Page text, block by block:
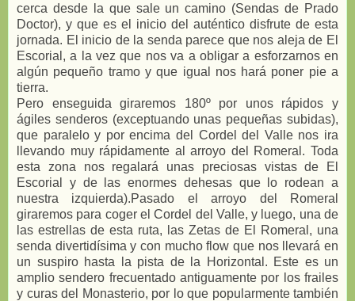
cerca desde la que sale un camino (Sendas de Prado
Doctor), y que es el inicio del auténtico disfrute de esta
jornada. El inicio de la senda parece que nos aleja de El
Escorial, a la vez que nos va a obligar a esforzarnos en
algún pequeño tramo y que igual nos hará poner pie a
tierra.
Pero enseguida giraremos 180º por unos rápidos y
ágiles senderos (exceptuando unas pequeñas subidas),
que paralelo y por encima del Cordel del Valle nos ira
llevando muy rápidamente al arroyo del Romeral. Toda
esta zona nos regalará unas preciosas vistas de El
Escorial y de las enormes dehesas que lo rodean a
nuestra izquierda).Pasado el arroyo del Romeral
giraremos para coger el Cordel del Valle, y luego, una de
las estrellas de esta ruta, las Zetas de El Romeral, una
senda divertidísima y con mucho flow que nos llevará en
un suspiro hasta la pista de la Horizontal. Este es un
amplio sendero frecuentado antiguamente por los frailes
y curas del Monasterio, por lo que popularmente también